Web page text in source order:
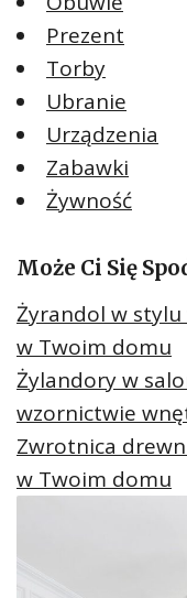
Prezent
Torby
Ubranie
Urządzenia
Zabawki
Żywność
Może Ci Się
Żyrandol w stylu
w Twoim domu
Żylandory w
wzornictwie
Zwrotnica
w Twoim domu